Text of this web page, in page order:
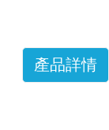
產品詳情